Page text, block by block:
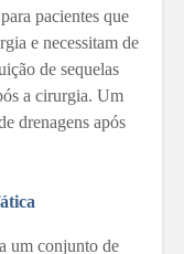
pacientes que
e necessitam de
de sequelas
a cirurgia. Um
drenagens após
um conjunto de